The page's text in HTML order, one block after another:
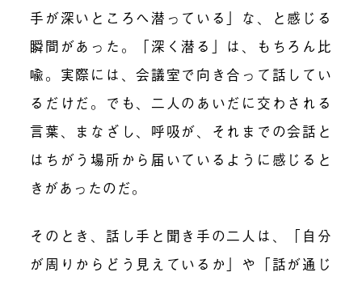
手が深いところへ潜っている」な、と感じる
瞬間があった。「深く潜る」は、もちろん比
喩。実際には、会議室で向き合って話してい
るだけだ。でも、二人のあいだに交わされる
言葉、まなざし、呼吸が、それまでの会話と
はちがう場所から届いているように感じると
きがあったのだ。
そのとき、話し手と聞き手の二人は、「自分
が周りからどう見えているか」や「話が通じ